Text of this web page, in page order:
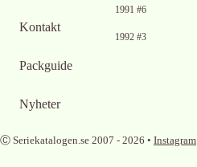
Kontakt
Packguide
Nyheter
Ingen bild
1991 #6
Ingen bild
1992 #3
Ⓒ Seriekatalogen.se 2007 - 2026 • Instagram